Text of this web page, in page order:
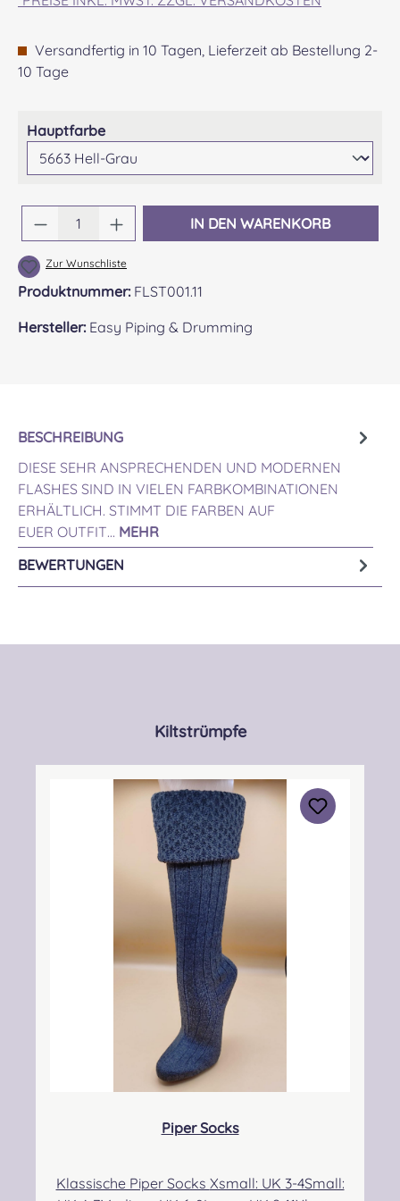
Versandfertig in 10 Tagen, Lieferzeit ab Bestellung 2-
10 Tage
Hauptfarbeauswählen
Produkt Anzahl: Gib den gewünschten
IN DEN WARENKORB
Zur Wunschliste
Produktnummer: FLST001.11
Hersteller: Easy Piping & Drumming
BESCHREIBUNG
DIESE SEHR ANSPRECHENDEN UND MODERNEN
FLASHES SIND IN VIELEN FARBKOMBINATIONEN
ERHÄLTLICH. STIMMT DIE FARBEN AUF
EUER OUTFIT… MEHR
BEWERTUNGEN
Produktgalerie überspringen
Kiltstrümpfe
Piper Socks
Klassische Piper Socks Xsmall: UK 3-4Small: